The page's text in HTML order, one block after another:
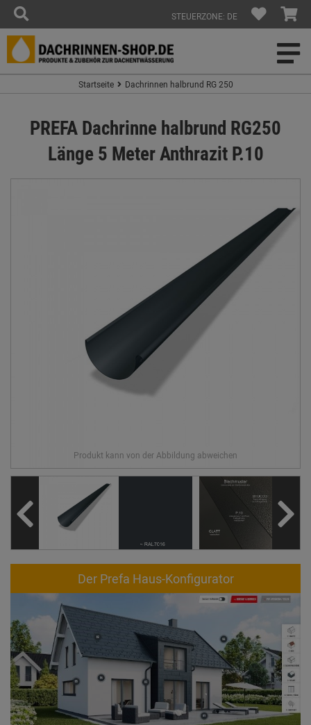
STEUERZONE: DE
Startseite Dachrinnen halbrund RG 250
PREFA Dachrinne halbrund RG250
Länge 5 Meter Anthrazit P.10
Der Prefa Haus-Konfigurator